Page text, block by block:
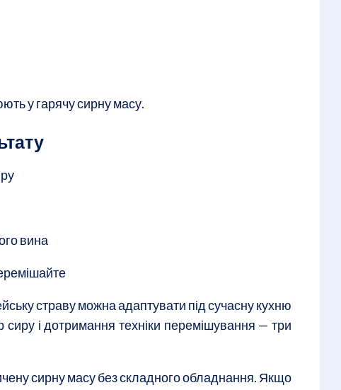
у гарячу сирну масу.
вина
страву можна адаптувати під сучасну кухню
сиру і дотримання техніки перемішування — три
сирну масу без складного обладнання. Якщо